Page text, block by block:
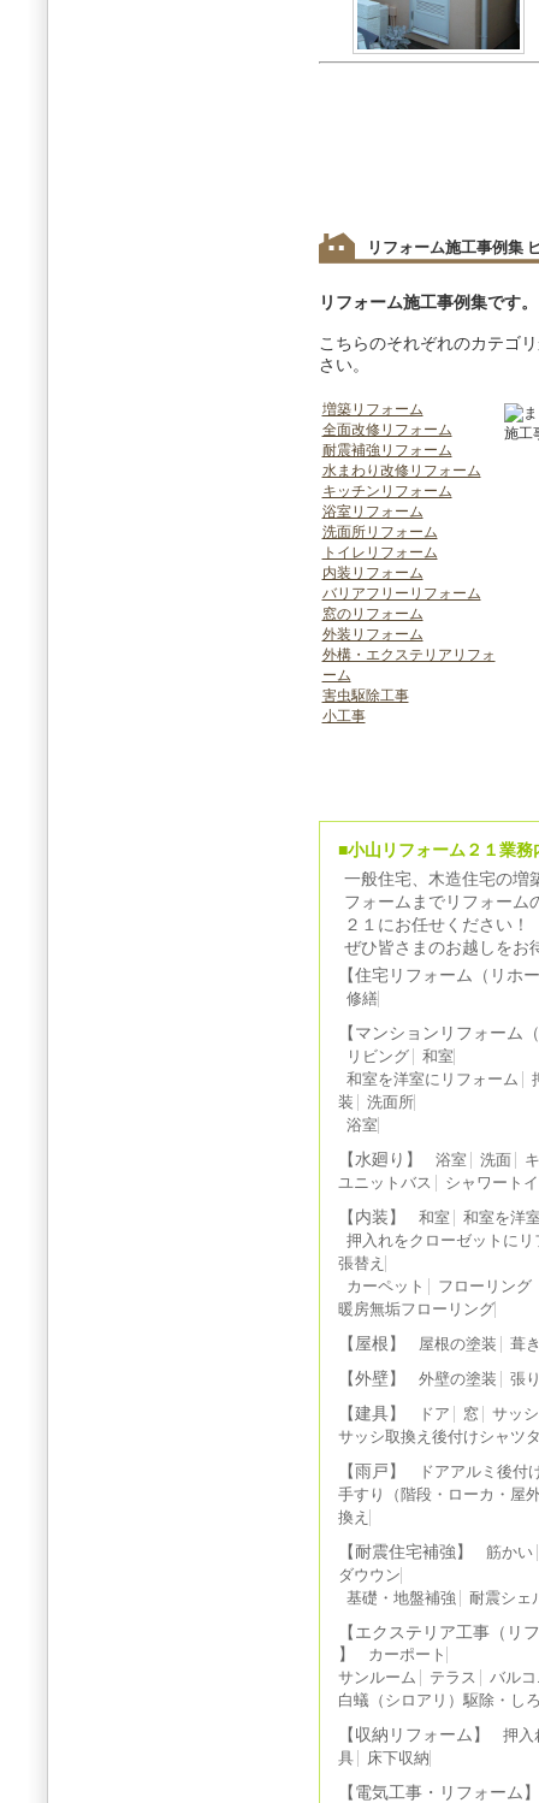
リフォーム施工事例集
リフォーム施工事例集です。
こちらのそれぞれのカテゴ
さい。
増築リフォーム
全面改修リフォーム
耐震補強リフォーム
水まわり改修リフォーム
キッチンリフォーム
浴室リフォーム
洗面所リフォーム
トイレリフォーム
内装リフォーム
バリアフリーリフォーム
窓のリフォーム
外装リフォーム
外構・エクステリアリフォ
ーム
害虫駆除工事
小工事
■小山リフォーム２１業務
一般住宅、木造住宅の増
フォームまでリフォーム
２１にお任せください！
ぜひ皆さまのお越しをお
【住宅リフォーム（リホ
修繕
【マンションリフォーム
リビング
和室
和室を洋室にリフォーム
装
洗面所
浴室
【水廻り】 浴室 洗面
ユニットバス
シャワート
【内装】 和室
和室を洋
押入れをクローゼットに
張替え
カーペット
フローリング
暖房無垢フローリング
【屋根】 屋根の塗装 葺
【外壁】 外壁の塗装 張
【建具】 ドア 窓
サッ
サッシ取換え後付けシャツ
【雨戸】
ドアアルミ後付
手すり（階段・ローカ・屋
換え
【耐震住宅補強】
筋かい
ダウウン
基礎・地盤補強
耐震シェ
【エクステリア工事（リ
】
カーポート
サンルーム
テラス
バル
白蟻（シロアリ）駆除・し
【収納リフォーム】
押入
具
床下収納
【電気工事・リフォーム